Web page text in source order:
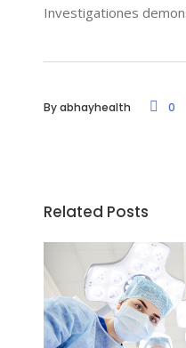
Investigationes
Byabhayhealth 0
Related Posts